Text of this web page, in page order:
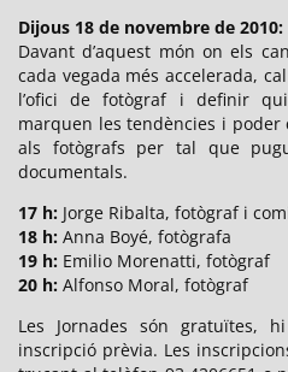
Dijous 18 de novembre de
Davant d’aquest món on els
cada vegada més accelerada,
l’ofici de fotògraf i definir
marquen les tendències i
als fotògrafs per tal que
documentals.
17 h: Jorge Ribalta, fotògraf i
18 h: Anna Boyé, fotògrafa
19 h: Emilio Morenatti, fotògraf
20 h: Alfonso Moral, fotògraf
Les Jornades són gratuïtes,
inscripció prèvia. Les